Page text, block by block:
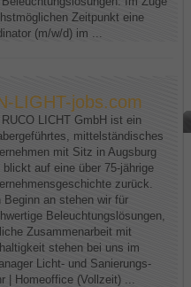
Zeitpunkt eine
(m/w/d) im ...
LIGHT-jobs.com
RUCO LICHT GmbH ist ein
mittelständisches
mit Sitz in Augsburg
blickt auf eine über 75-jährige
zurück.
Beginn an stehen wir für
Beleuchtungslösungen,
Zusammenarbeit mit
stehen bei uns im
Licht- und Sanierungs-
| Homeoffice (Vollzeit) ...